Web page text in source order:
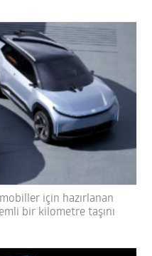
için hazırlanan
bir kilometre taşını